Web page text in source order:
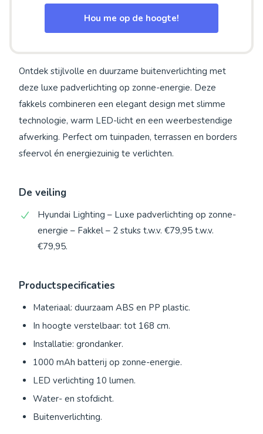
Hou me op de hoogte!
Ontdek stijlvolle en duurzame buitenverlichting met
deze luxe padverlichting op zonne-energie. Deze
fakkels combineren een elegant design met slimme
technologie, warm LED-licht en een weerbestendige
afwerking. Perfect om tuinpaden, terrassen en borders
sfeervol én energiezuinig te verlichten.
De veiling
Hyundai Lighting – Luxe padverlichting op zonne-
energie – Fakkel – 2 stuks t.w.v. €79,95 t.w.v.
€79,95.
Productspecificaties
Materiaal: duurzaam ABS en PP plastic.
In hoogte verstelbaar: tot 168 cm.
Installatie: grondanker.
1000 mAh batterij op zonne-energie.
LED verlichting 10 lumen.
Water- en stofdicht.
Buitenverlichting.